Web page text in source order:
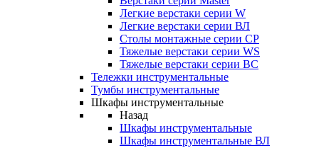
Легкие верстаки серии W
Легкие верстаки серии ВЛ
Столы монтажные серии СР
Тяжелые верстаки серии WS
Тяжелые верстаки серии ВС
Тележки инструментальные
Тумбы инструментальные
Шкафы инструментальные
Назад
Шкафы инструментальные
Шкафы инструментальные ВЛ